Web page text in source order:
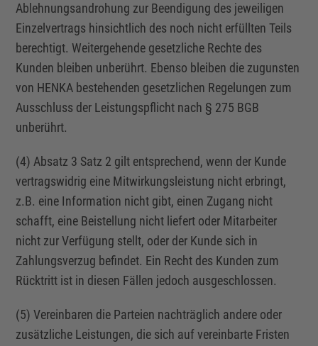
Ablehnungsandrohung zur Beendigung des jeweiligen
Einzelvertrags hinsichtlich des noch nicht erfüllten Teils
berechtigt. Weitergehende gesetzliche Rechte des
Kunden bleiben unberührt. Ebenso bleiben die zugunsten
von HENKA bestehenden gesetzlichen Regelungen zum
Ausschluss der Leistungspflicht nach § 275 BGB
unberührt.
(4) Absatz 3 Satz 2 gilt entsprechend, wenn der Kunde
vertragswidrig eine Mitwirkungsleistung nicht erbringt,
z.B. eine Information nicht gibt, einen Zugang nicht
schafft, eine Beistellung nicht liefert oder Mitarbeiter
nicht zur Verfügung stellt, oder der Kunde sich in
Zahlungsverzug befindet. Ein Recht des Kunden zum
Rücktritt ist in diesen Fällen jedoch ausgeschlossen.
(5) Vereinbaren die Parteien nachträglich andere oder
zusätzliche Leistungen, die sich auf vereinbarte Fristen